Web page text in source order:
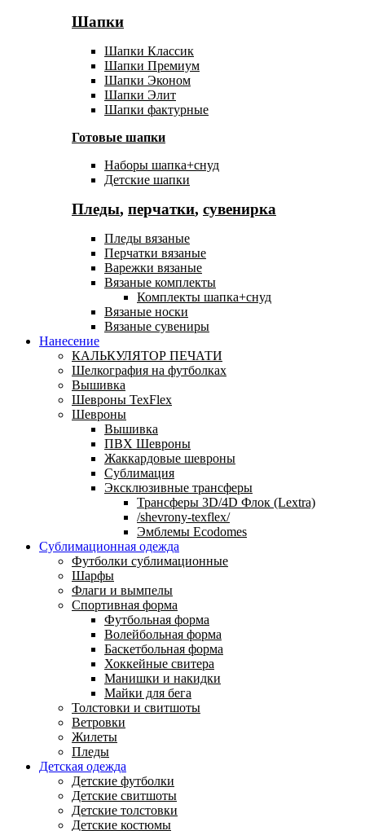
Шапки
Шапки Классик
Шапки Премиум
Шапки Эконом
Шапки Элит
Шапки фактурные
Готовые шапки
Наборы шапка+снуд
Детские шапки
Пледы, перчатки, сувенирка
Пледы вязаные
Перчатки вязаные
Варежки вязаные
Вязаные комплекты
Комплекты шапка+снуд
Вязаные носки
Вязаные сувениры
Нанесение
КАЛЬКУЛЯТОР ПЕЧАТИ
Шелкография на футболках
Вышивка
Шевроны TexFlex
Шевроны
Вышивка
ПВХ Шевроны
Жаккардовые шевроны
Сублимация
Эксклюзивные трансферы
Трансферы 3D/4D Флок (Lextra)
/shevrony-texflex/
Эмблемы Ecodomes
Сублимационная одежда
Футболки сублимационные
Шарфы
Флаги и вымпелы
Спортивная форма
Футбольная форма
Волейбольная форма
Баскетбольная форма
Хоккейные свитера
Манишки и накидки
Майки для бега
Толстовки и свитшоты
Ветровки
Жилеты
Пледы
Детская одежда
Детские футболки
Детские свитшоты
Детские толстовки
Детские костюмы